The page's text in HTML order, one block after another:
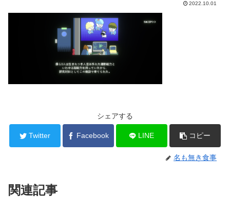
2022.10.01
シェアする
Twitter Facebook LINE コピー
名も無き食事
関連記事